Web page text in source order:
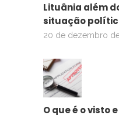
Lituânia além
situação
20 de dezembro
O que é o visto